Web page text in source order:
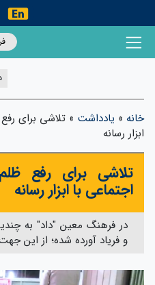
خانه» یادداشت » تلاشی برای
ابزار رسانه
تلاشی برای رفع
اجتماعی با ابزار رسانه
در فرهنگ معین "داد" به
و فریاد آورده شده؛ از این